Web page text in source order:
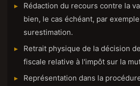
Rédaction du recours contre la
bien, le cas échéant, par
surestimation.
Retrait physique de la décision
fiscale relative à l'impôt sur la
Représentation dans la